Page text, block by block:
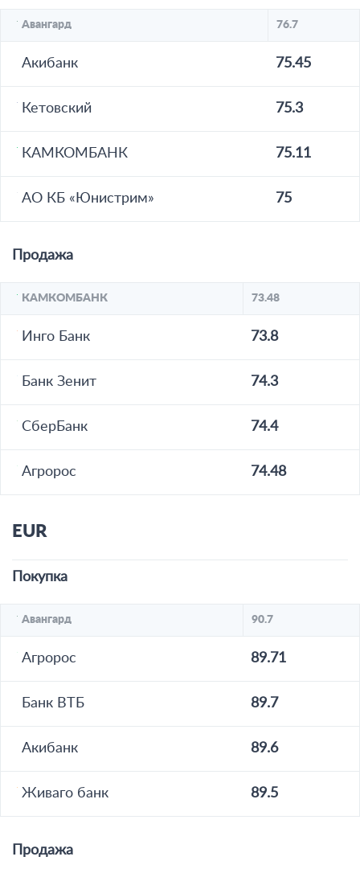
Авангард 76.7
Акибанк 75.45
Кетовский 75.3
КАМКОМБАНК 75.11
АО КБ «Юнистрим» 75
Продажа
КАМКОМБАНК 73.48
Инго Банк 73.8
Банк Зенит 74.3
СберБанк 74.4
Агророс 74.48
EUR
Покупка
Авангард 90.7
Агророс 89.71
Банк ВТБ 89.7
Акибанк 89.6
Живаго банк 89.5
Продажа